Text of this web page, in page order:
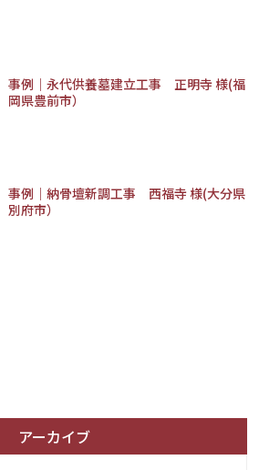
事例｜永代供養墓建立工事 正明寺 様(福
岡県豊前市）
事例｜納骨壇新調工事 西福寺 様(大分県
別府市）
アーカイブ